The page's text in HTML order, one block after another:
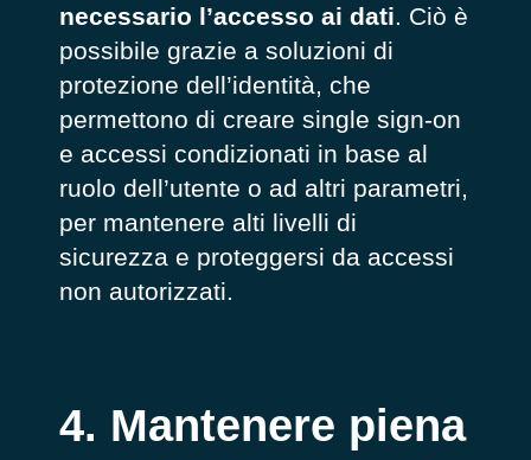
necessario l’accesso ai dati . Ciò è
possibile grazie a soluzioni di
protezione dell’identità, che
permettono di creare single sign-on
e accessi condizionati in base al
ruolo dell’utente o ad altri parametri,
per mantenere alti livelli di
sicurezza e proteggersi da accessi
non autorizzati.
4. Mantenere piena